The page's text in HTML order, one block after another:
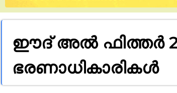
ഈദ് അൽ ഫിത്തർ
ഭരണാധികാരികൾ